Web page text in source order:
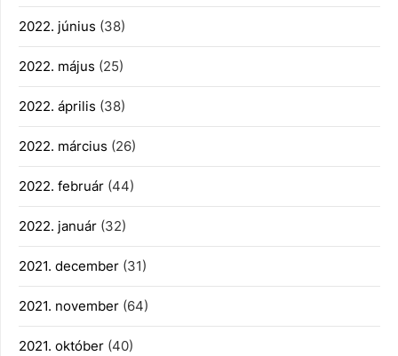
2022. június (38)
2022. május (25)
2022. április (38)
2022. március (26)
2022. február (44)
2022. január (32)
2021. december (31)
2021. november (64)
2021. október (40)